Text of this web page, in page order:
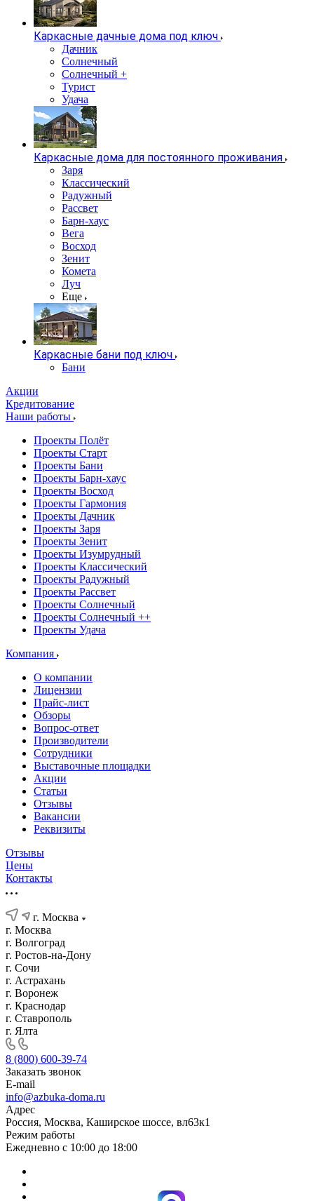
Каркасные дачные дома под ключ
Дачник
Солнечный
Солнечный +
Турист
Удача
Каркасные дома для постоянного проживания
Заря
Классический
Радужный
Рассвет
Барн-хаус
Вега
Восход
Зенит
Комета
Луч
Еще
Каркасные бани под ключ
Бани
Акции
Кредитование
Наши работы
Проекты Полёт
Проекты Старт
Проекты Бани
Проекты Барн-хаус
Проекты Восход
Проекты Гармония
Проекты Дачник
Проекты Заря
Проекты Зенит
Проекты Изумрудный
Проекты Классический
Проекты Радужный
Проекты Рассвет
Проекты Солнечный
Проекты Солнечный ++
Проекты Удача
Компания
О компании
Лицензии
Прайс-лист
Обзоры
Вопрос-ответ
Производители
Сотрудники
Выставочные площадки
Акции
Статьи
Отзывы
Вакансии
Реквизиты
Отзывы
Цены
Контакты
г. Москва
г. Москва
г. Волгоград
г. Ростов-на-Дону
г. Сочи
г. Астрахань
г. Воронеж
г. Краснодар
г. Ставрополь
г. Ялта
8 (800) 600-39-74
Заказать звонок
E-mail
info@azbuka-doma.ru
Адрес
Россия, Москва, Каширское шоссе, вл63к1
Режим работы
Ежедневно с 10:00 до 18:00